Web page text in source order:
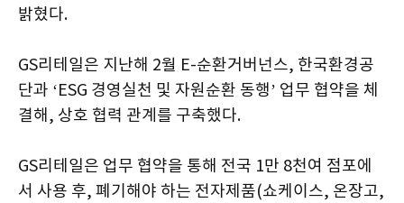
밝혔다.
GS리테일은 지난해 2월 E-순환거버넌스, 한국환경공
단과 ‘ESG 경영실천 및 자원순환 동행’ 업무 협약을 체
결해, 상호 협력 관계를 구축했다.
GS리테일은 업무 협약을 통해 전국 1만 8천여 점포에
서 사용 후, 폐기해야 하는 전자제품(쇼케이스, 온장고,